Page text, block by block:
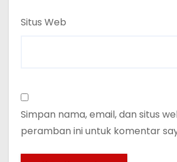
Situs Web
Simpan nama, email, dan situs
peramban ini untuk komentar